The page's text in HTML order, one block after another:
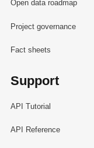
Open data roadmap
Project governance
Fact sheets
Support
API Tutorial
API Reference